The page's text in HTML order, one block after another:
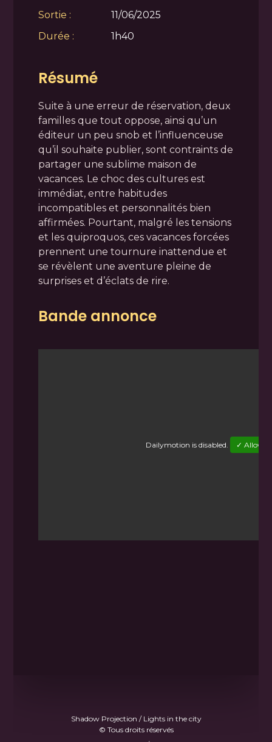
Sortie :
11/06/2025
Durée :
1h40
Résumé
Suite à une erreur de réservation, deux
familles que tout oppose, ainsi qu’un
éditeur un peu snob et l’influenceuse
qu’il souhaite publier, sont contraints de
partager une sublime maison de
vacances. Le choc des cultures est
immédiat, entre habitudes
incompatibles et personnalités bien
affirmées. Pourtant, malgré les tensions
et les quiproquos, ces vacances forcées
prennent une tournure inattendue et
se révèlent une aventure pleine de
surprises et d’éclats de rire.
Bande annonce
Dailymotion is disabled. ✓ Allow
Shadow Projection / Lights in the city
© Tous droits réservés